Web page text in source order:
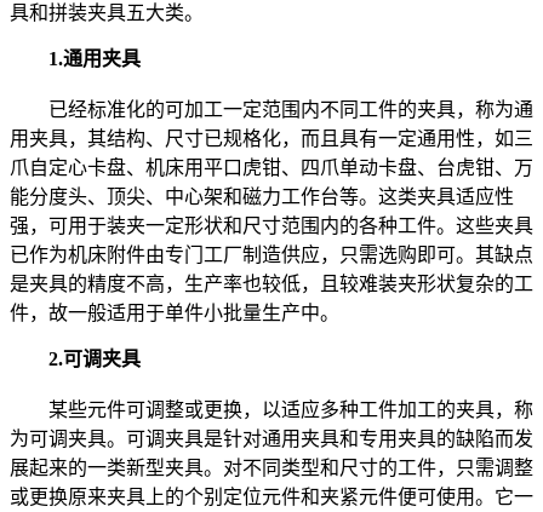
具和拼装夹具五大类。
1.通用夹具
已经标准化的可加工一定范围内不同工件的夹具，称为通
用夹具，其结构、尺寸已规格化，而且具有一定通用性，如三
爪自定心卡盘、机床用平口虎钳、四爪单动卡盘、台虎钳、万
能分度头、顶尖、中心架和磁力工作台等。这类夹具适应性
强，可用于装夹一定形状和尺寸范围内的各种工件。这些夹具
已作为机床附件由专门工厂制造供应，只需选购即可。其缺点
是夹具的精度不高，生产率也较低，且较难装夹形状复杂的工
件，故一般适用于单件小批量生产中。
2.可调夹具
某些元件可调整或更换，以适应多种工件加工的夹具，称
为可调夹具。可调夹具是针对通用夹具和专用夹具的缺陷而发
展起来的一类新型夹具。对不同类型和尺寸的工件，只需调整
或更换原来夹具上的个别定位元件和夹紧元件便可使用。它一